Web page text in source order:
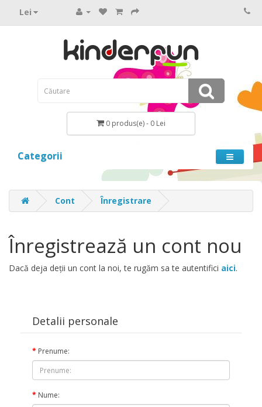
Lei
0 produs(e) - 0 Lei
Categorii
Cont Înregistrare
Înregistrează un cont nou
Dacă deja deţii un cont la noi, te rugăm sa te autentifici aici.
Detalii personale
Prenume:
Nume: